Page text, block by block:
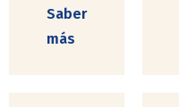
Saber
más